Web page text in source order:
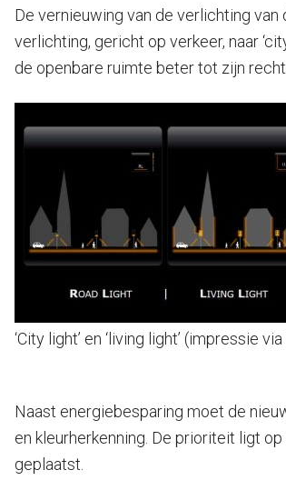
De vernieuwing van de verlichting
verlichting, gericht op verkeer, naar
de openbare ruimte beter tot zijn
‘City light’ en ‘living light’ (impressie
Naast energiebesparing moet de
en kleurherkenning. De prioriteit ligt
geplaatst.